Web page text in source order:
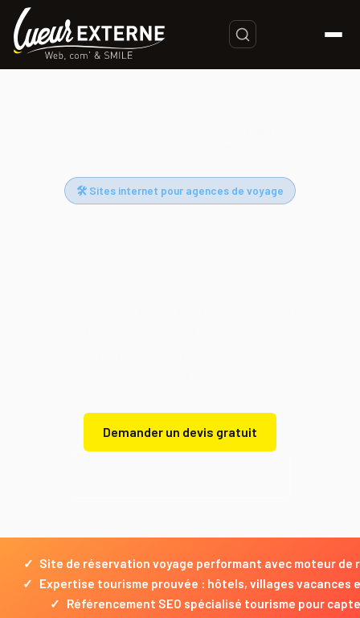
🛠 Sites internet pour agences de voyage
Demander un devis gratuit
✓ Site de réservation voyage performant avec moteur
✓
Expertise tourisme prouvée : hôtels, villages vacances
✓
Référencement SEO spécialisé tourisme pour